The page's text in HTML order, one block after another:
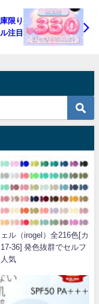
限り
注目
ル（irogel）全216色[カ
36] 発色抜群でセルフ
気